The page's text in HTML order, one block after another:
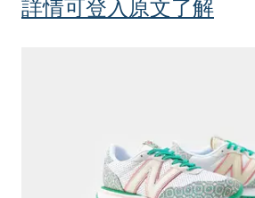
詳情可登入原文了解